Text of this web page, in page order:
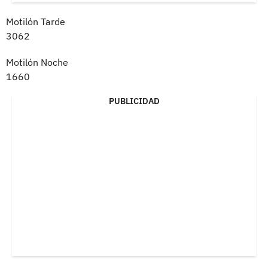
Motilón Tarde
3062
Motilón Noche
1660
PUBLICIDAD